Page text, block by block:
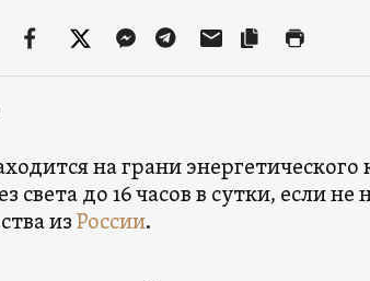
на грани
света до 16 часов в сутки, если
изРоссии.